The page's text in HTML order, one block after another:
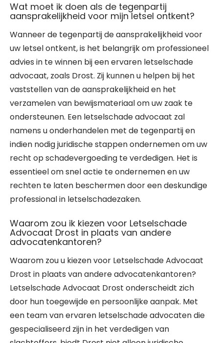
Wat moet ik doen als de tegenpartij
aansprakelijkheid voor mijn letsel ontkent?
Wanneer de tegenpartij de aansprakelijkheid voor
uw letsel ontkent, is het belangrijk om professioneel
advies in te winnen bij een ervaren letselschade
advocaat, zoals Drost. Zij kunnen u helpen bij het
vaststellen van de aansprakelijkheid en het
verzamelen van bewijsmateriaal om uw zaak te
ondersteunen. Een letselschade advocaat zal
namens u onderhandelen met de tegenpartij en
indien nodig juridische stappen ondernemen om uw
recht op schadevergoeding te verdedigen. Het is
essentieel om snel actie te ondernemen en uw
rechten te laten beschermen door een deskundige
professional in letselschadezaken.
Waarom zou ik kiezen voor Letselschade
Advocaat Drost in plaats van andere
advocatenkantoren?
Waarom zou u kiezen voor Letselschade Advocaat
Drost in plaats van andere advocatenkantoren?
Letselschade Advocaat Drost onderscheidt zich
door hun toegewijde en persoonlijke aanpak. Met
een team van ervaren letselschade advocaten die
gespecialiseerd zijn in het verdedigen van